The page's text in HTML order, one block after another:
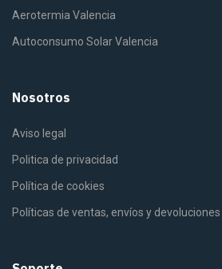
Aerotermia Valencia
Autoconsumo Solar Valencia
Nosotros
Aviso legal
Politica de privacidad
Política de cookies
Políticas de ventas, envíos y devoluciones